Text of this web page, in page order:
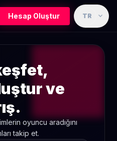
Hesap Oluştur TR expand_more
ve
oyuncu aradığını
takip et.